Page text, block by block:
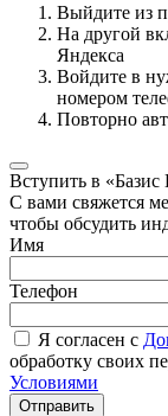
Выйдите из
На другой
Яндекса
Войдите в
номером
Повторно
Вступить в
С вами свяжется
чтобы обсудить
Имя
Телефон
Я согласен с
обработку своих
Условиями
Отправить